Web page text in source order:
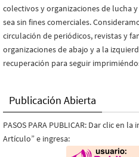
colectivos y organizaciones de lucha
sea sin fines comerciales.
circulación de periódicos, revistas y
organizaciones de abajo y a la
recuperación para seguir
Publicación Abierta
PASOS PARA PUBLICAR: Dar clic en
Artículo” e ingresa: